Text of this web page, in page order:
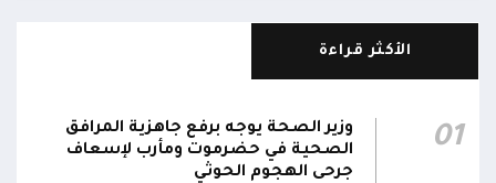
مليشيا الحوثي تقصف أحياء سكنية غرب قعطبة
15:35
قصف حوثي عشوائي بالسلاح الثقيل يستهدف
مناطق مآهولة بقرى المعزوب والعبارى في
محافظة الضالع
الأكثر قراءة
01
وزير الصحة يوجه برفع جاهزية المرافق
الصحية في حضرموت ومأرب لإسعاف
جرحى الهجوم الحوثي